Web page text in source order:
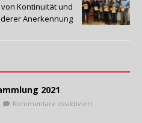
Kontinuität und
Anerkennung
2021
Kommentare deaktiviert